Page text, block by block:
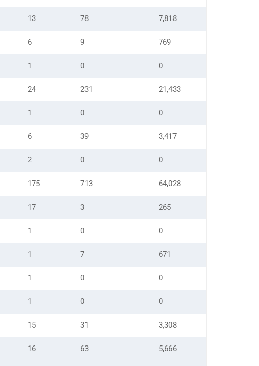
13 78 7,818
6 9 769
1 0 0
24 231 21,433
1 0 0
6 39 3,417
2 0 0
175 713 64,028
17 3 265
1 0 0
1 7 671
1 0 0
1 0 0
15 31 3,308
16 63 5,666